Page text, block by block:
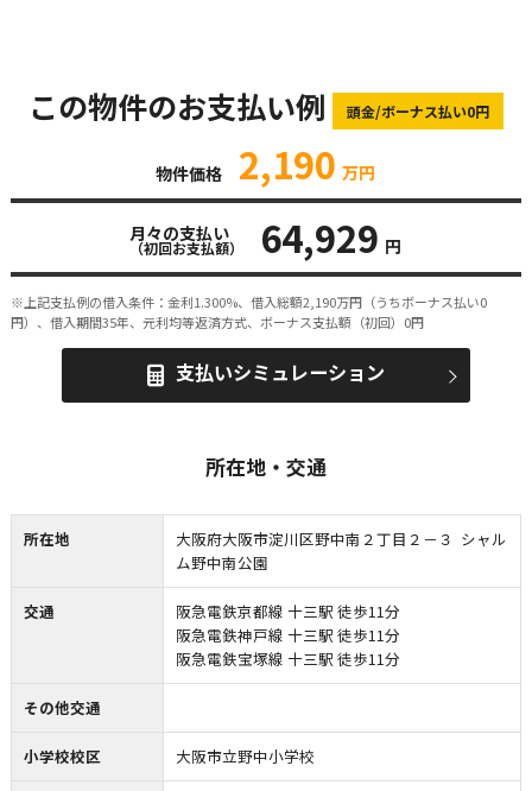
この物件のお支払い例 頭金/ボーナス払い0円
物件価格 2,190 万円
月々の支払い
（初回お支払額） 64,929 円
※上記支払例の借入条件：金利1.300%、借入総額2,190万円（うちボーナス払い0
円）、借入期間35年、元利均等返済方式、ボーナス支払額（初回）0円
支払いシミュレーション
所在地・交通
所在地
大阪府大阪市淀川区野中南２丁目２－３ シャル
ム野中南公園
交通
阪急電鉄京都線 十三駅 徒歩11分
阪急電鉄神戸線 十三駅 徒歩11分
阪急電鉄宝塚線 十三駅 徒歩11分
その他交通
小学校校区 大阪市立野中小学校